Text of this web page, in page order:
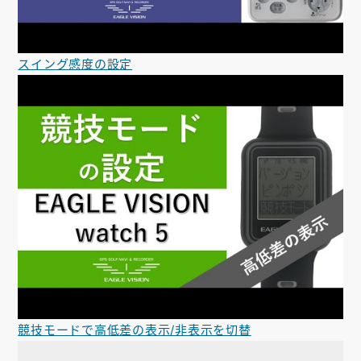
スイング感度の設定
競技モードで高低差の表示/非表示を切替